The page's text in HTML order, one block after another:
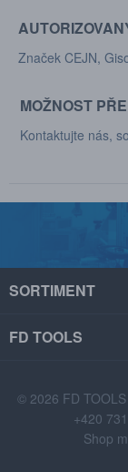
Značek CEJN,
MOŽNOST
Kontaktujte nás,
SORTIMENT
FD TOOLS
© 2026 FD
+420
Shop